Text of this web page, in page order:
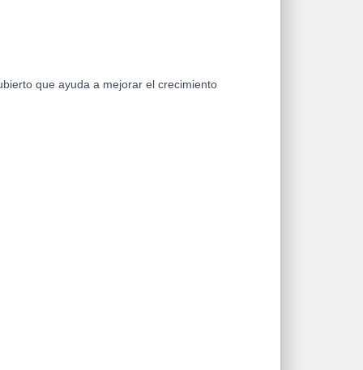
que ayuda a mejorar el crecimiento